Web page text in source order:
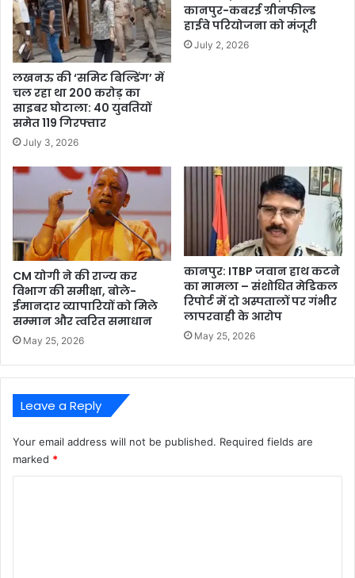
लखनऊ की ‘समिट बिल्डिंग’ में
चल रहा था 200 करोड़ का
साइबर घोटाला: 40 युवतियों
समेत 119 गिरफ्तार
July 3, 2026
कानपुर-कबरई ग्रीनफील्ड
हाईवे परियोजना को मंजूरी
July 2, 2026
CM योगी ने की राज्य कर
विभाग की समीक्षा, बोले-
ईमानदार व्यापारियों को मिले
सम्मान और त्वरित समाधान
May 25, 2026
कानपुर: ITBP जवान हाथ कटने
का मामला – संशोधित मेडिकल
रिपोर्ट में दो अस्पतालों पर गंभीर
लापरवाही के आरोप
May 25, 2026
Leave a Reply
Your email address will not be published. Required fields are
marked *